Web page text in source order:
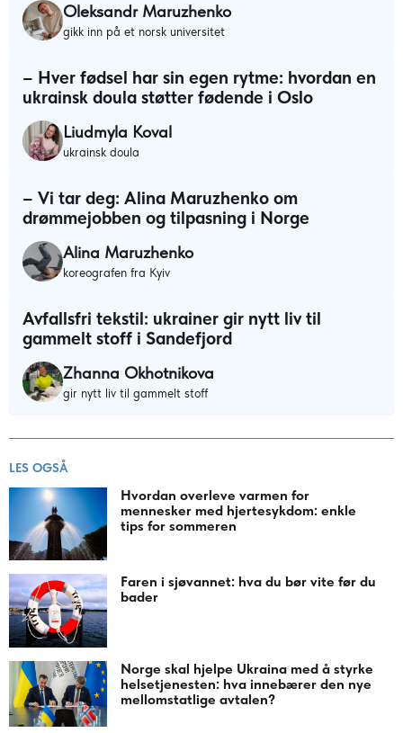
Oleksandr Maruzhenko
gikk inn på et norsk universitet
– Hver fødsel har sin egen rytme: hvordan en
ukrainsk doula støtter fødende i Oslo
Liudmyla Koval
ukrainsk doula
– Vi tar deg: Alina Maruzhenko om
drømmejobben og tilpasning i Norge
Alina Maruzhenko
koreografen fra Kyiv
Avfallsfri tekstil: ukrainer gir nytt liv til
gammelt stoff i Sandefjord
Zhanna Okhotnikova
gir nytt liv til gammelt stoff
LES OGSÅ
Hvordan overleve varmen for
mennesker med hjertesykdom: enkle
tips for sommeren
Faren i sjøvannet: hva du bør vite før du
bader
Norge skal hjelpe Ukraina med å styrke
helsetjenesten: hva innebærer den nye
mellomstatlige avtalen?